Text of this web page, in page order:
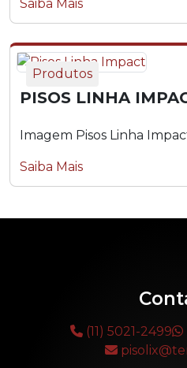
Saiba Mais
Produtos
PISOS LINHA
Imagem Pisos Linha
Saiba Mais
(11) 5021-2499